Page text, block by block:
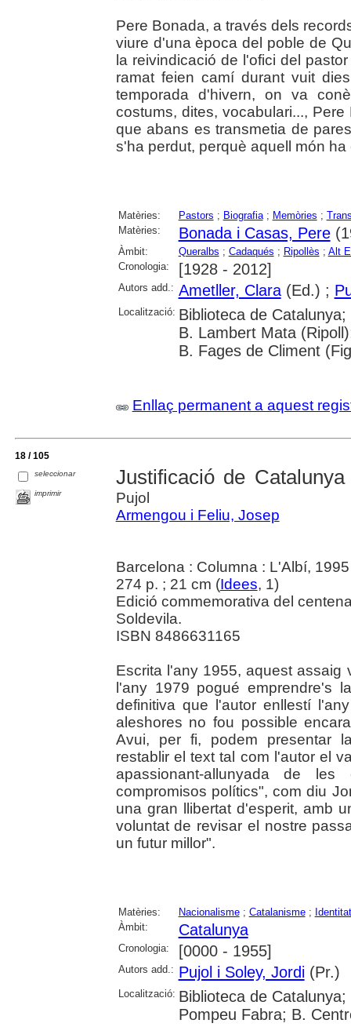
Pere Bonada, a través dels
viure d'una època del poble de
la reivindicació de l'ofici del
ramat feien camí durant vuit
temporada d'hivern, on va
costums, dites, vocabulari...,
que abans es transmetia de
s'ha perdut, perquè aquell món
Matèries: Pastors ; Biografia; Memòries ;
Matèries:
Bonada i Casas, Pere
Àmbit: Queralbs ; Cadaqués ; Ripollès ; Alt
Cronologia:
[1928 - 2012]
Autors add.: Ametller, Clara(Ed.) ;
Localització: Biblioteca de
B. Lambert Mata
B. Fages de Climent
Enllaç permanent a aquest
18 / 105
seleccionar
imprimir
Justificació de Catalunya
Pujol
Armengou i Feliu, Josep
Barcelona : Columna : L'Albí, 1995
274 p. ; 21 cm (Idees, 1)
Edició commemorativa del
Soldevila.
ISBN 8486631165
Escrita l'any 1955, aquest assaig
l'any 1979 pogué emprendre's
definitiva que l'autor enllestí
aleshores no fou possible
Avui, per fi, podem presentar
restablir el text tal com l'autor el
apassionant-allunyada de les
compromisos polítics", com diu
una gran llibertat d'esperit, amb
voluntat de revisar el nostre
un futur millor".
Matèries: Nacionalisme; Catalanisme;
Àmbit:
Catalunya
Cronologia: [0000 - 1955]
Autors add.: Pujol i Soley, Jordi(Pr.)
Localització: Biblioteca de
Pompeu Fabra; B.